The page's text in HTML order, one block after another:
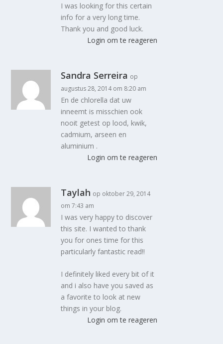
I was looking for this certain
info for a very long time.
Thank you and good luck.
Login om te reageren
Sandra Serreira op
augustus 28, 2014 om 8:20 am
En de chlorella dat uw
inneemt is misschien ook
nooit getest op lood, kwik,
cadmium, arseen en
aluminium .
Login om te reageren
Taylah op oktober 29, 2014
om 7:43 am
I was very happy to discover
this site. I wanted to thank
you for ones time for this
particularly fantastic read!!
I definitely liked every bit of it
and i also have you saved as
a favorite to look at new
things in your blog.
Login om te reageren